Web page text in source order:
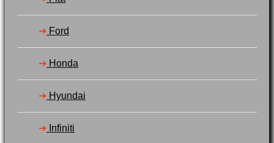
➔ Ford
➔ Honda
➔ Hyundai
➔ Infiniti